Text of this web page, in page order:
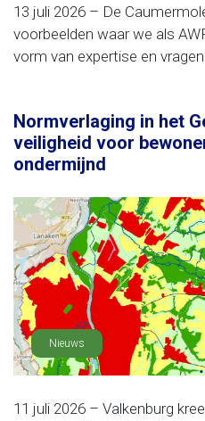
13 juli 2026 – De
voorbeelden waar we als
vorm van expertise en
Normverlaging in het
veiligheid voor
ondermijnd
Nieuws
11 juli 2026 – Valkenburg